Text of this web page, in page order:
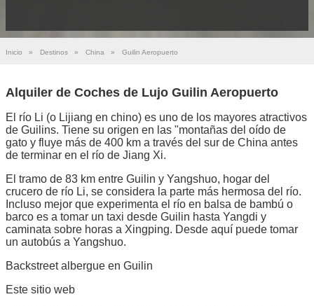
Inicio » Destinos » China » Guilin Aeropuerto
Alquiler de Coches de Lujo Guilin Aeropuerto
El río Li (o Lijiang en chino) es uno de los mayores atractivos
de Guilins. Tiene su origen en las "montañas del oído de
gato y fluye más de 400 km a través del sur de China antes
de terminar en el río de Jiang Xi.
El tramo de 83 km entre Guilin y Yangshuo, hogar del
crucero de río Li, se considera la parte más hermosa del río.
Incluso mejor que experimenta el río en balsa de bambú o
barco es a tomar un taxi desde Guilin hasta Yangdi y
caminata sobre horas a Xingping. Desde aquí puede tomar
un autobús a Yangshuo.
Backstreet albergue en Guilin
Este sitio web